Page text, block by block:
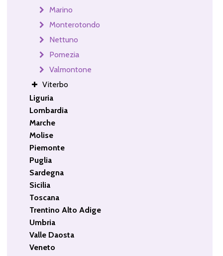
Marino
Monterotondo
Nettuno
Pomezia
Valmontone
Viterbo
Liguria
Lombardia
Marche
Molise
Piemonte
Puglia
Sardegna
Sicilia
Toscana
Trentino Alto Adige
Umbria
Valle Daosta
Veneto